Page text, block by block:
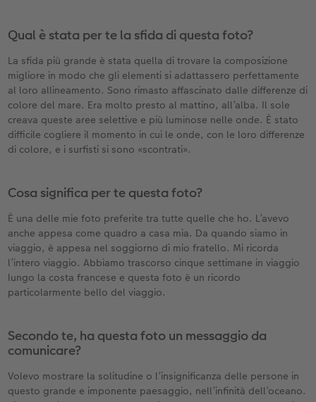
Qual è stata per te la sfida di questa foto?
La sfida più grande è stata quella di trovare la composizione
migliore in modo che gli elementi si adattassero perfettamente
al loro allineamento. Sono rimasto affascinato dalle differenze di
colore del mare. Era molto presto al mattino, all’alba. Il sole
creava queste aree selettive e più luminose nelle onde. È stato
difficile cogliere il momento in cui le onde, con le loro differenze
di colore, e i surfisti si sono «scontrati».
Cosa significa per te questa foto?
È una delle mie foto preferite tra tutte quelle che ho. L’avevo
anche appesa come quadro a casa mia. Da quando siamo in
viaggio, è appesa nel soggiorno di mio fratello. Mi ricorda
l’intero viaggio. Abbiamo trascorso cinque settimane in viaggio
lungo la costa francese e questa foto è un ricordo
particolarmente bello del viaggio.
Secondo te, ha questa foto un messaggio da
comunicare?
Volevo mostrare la solitudine o l’insignificanza delle persone in
questo grande e imponente paesaggio, nell’infinità dell’oceano.